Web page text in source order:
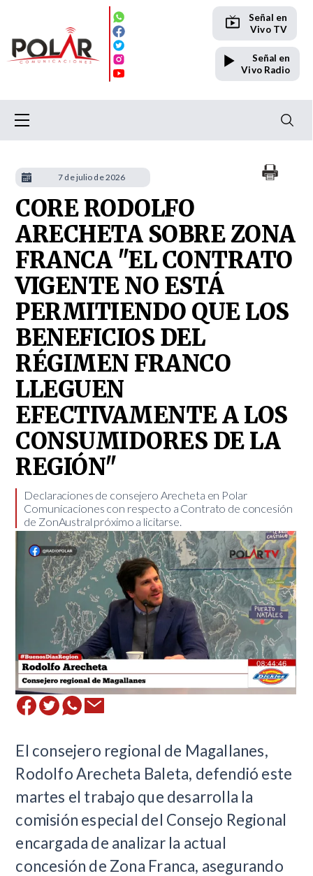
Señal en
Vivo TV
Señal en
Vivo Radio
CORE RODOLFO
ARECHETA SOBRE ZONA
FRANCA "EL CONTRATO
VIGENTE NO ESTÁ
PERMITIENDO QUE LOS
BENEFICIOS DEL
RÉGIMEN FRANCO
LLEGUEN
EFECTIVAMENTE A LOS
CONSUMIDORES DE LA
REGIÓN"
Declaraciones de consejero Arecheta en Polar
Comunicaciones con respecto a Contrato de concesión
de ZonAustral próximo a licitarse.
El consejero regional de Magallanes,
Rodolfo Arecheta Baleta, defendió este
martes el trabajo que desarrolla la
comisión especial del Consejo Regional
encargada de analizar la actual
concesión de Zona Franca, asegurando
7 de julio de 2026